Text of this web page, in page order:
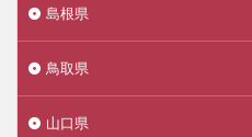
島根県
鳥取県
山口県